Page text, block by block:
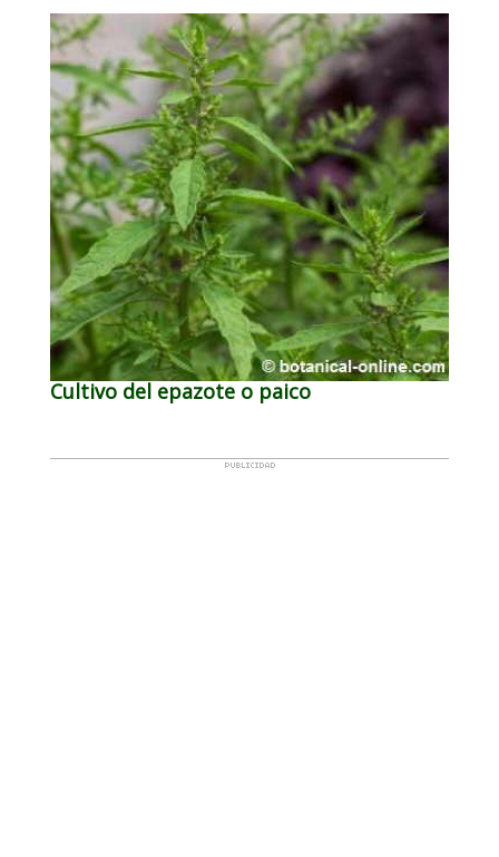
Cultivo del epazote o paico